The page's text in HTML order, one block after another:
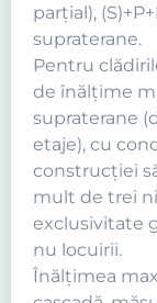
parţial),
supraterane.
Pentru
de înălţime
supraterane
etaje), cu
construcţiei
mult de trei
exclusivitate
nu locuirii.
Înălţimea